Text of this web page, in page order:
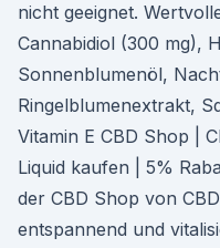
nicht geeignet.
Cannabidiol (300 mg),
Sonnenblumenöl,
Ringelblumenextrakt,
Vitamin E CBD Shop |
Liquid kaufen | 5%
der CBD Shop von
entspannend und